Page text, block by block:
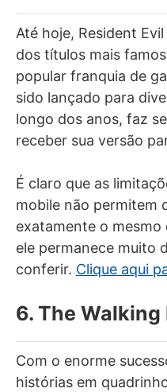
Até hoje, Resident
dos títulos mais
popular franquia de
sido lançado para
longo dos anos, faz
receber sua versão
É claro que as
mobile não permitem
exatamente o mesmo
ele permanece muito
conferir. Clique aqui
6. The Walking
Com o enorme
histórias em